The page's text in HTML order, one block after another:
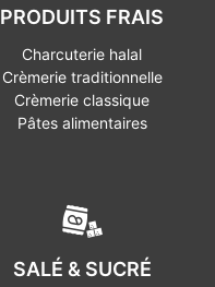
PRODUITS FRAIS
Charcuterie halal
Crèmerie traditionnelle
Crèmerie classique
Pâtes alimentaires
SALÉ & SUCRÉ